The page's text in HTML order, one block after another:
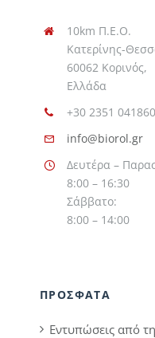
10km Π.Ε.Ο.
Κατερίνης-
60062 Κορινός,
Ελλάδα
+30 2351 041860
info@biorol.gr
Δευτέρα –
8:00 – 16:30
Σάββατο:
8:00 – 14:00
ΠΡΟΣΦΑΤΑ
Εντυπώσεις από